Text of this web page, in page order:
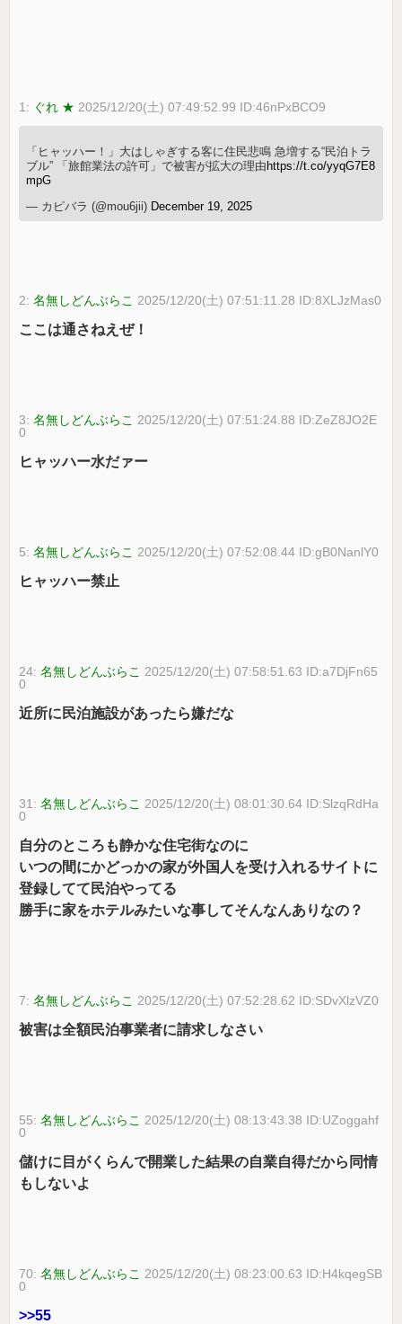
1: ぐれ ★ 2025/12/20(土) 07:49:52.99 ID:46nPxBCO9
「ヒャッハー！」大はしゃぎする客に住民悲鳴 急増する“民泊トラ
ブル” 「旅館業法の許可」で被害が拡大の理由https://t.co/yyqG7E8
mpG
— カピバラ (@mou6jii) December 19, 2025
2:名無しどんぶらこ 2025/12/20(土) 07:51:11.28 ID:8XLJzMas0
ここは通さねえぜ！
3:名無しどんぶらこ 2025/12/20(土) 07:51:24.88 ID:ZeZ8JO2E
0
ヒャッハー水だァー
5:名無しどんぶらこ 2025/12/20(土) 07:52:08.44 ID:gB0NanlY0
ヒャッハー禁止
24:名無しどんぶらこ 2025/12/20(土) 07:58:51.63 ID:a7DjFn65
0
近所に民泊施設があったら嫌だな
31:名無しどんぶらこ 2025/12/20(土) 08:01:30.64 ID:SlzqRdHa
0
自分のところも静かな住宅街なのに
いつの間にかどっかの家が外国人を受け入れるサイトに
登録してて民泊やってる
勝手に家をホテルみたいな事してそんなんありなの？
7:名無しどんぶらこ 2025/12/20(土) 07:52:28.62 ID:SDvXlzVZ0
被害は全額民泊事業者に請求しなさい
55:名無しどんぶらこ 2025/12/20(土) 08:13:43.38 ID:UZoggahf
0
儲けに目がくらんで開業した結果の自業自得だから同情
もしないよ
70:名無しどんぶらこ 2025/12/20(土) 08:23:00.63 ID:H4kqegSB
0
>>55